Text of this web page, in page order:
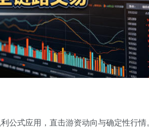
公式应用，直击游资动向与确定性行